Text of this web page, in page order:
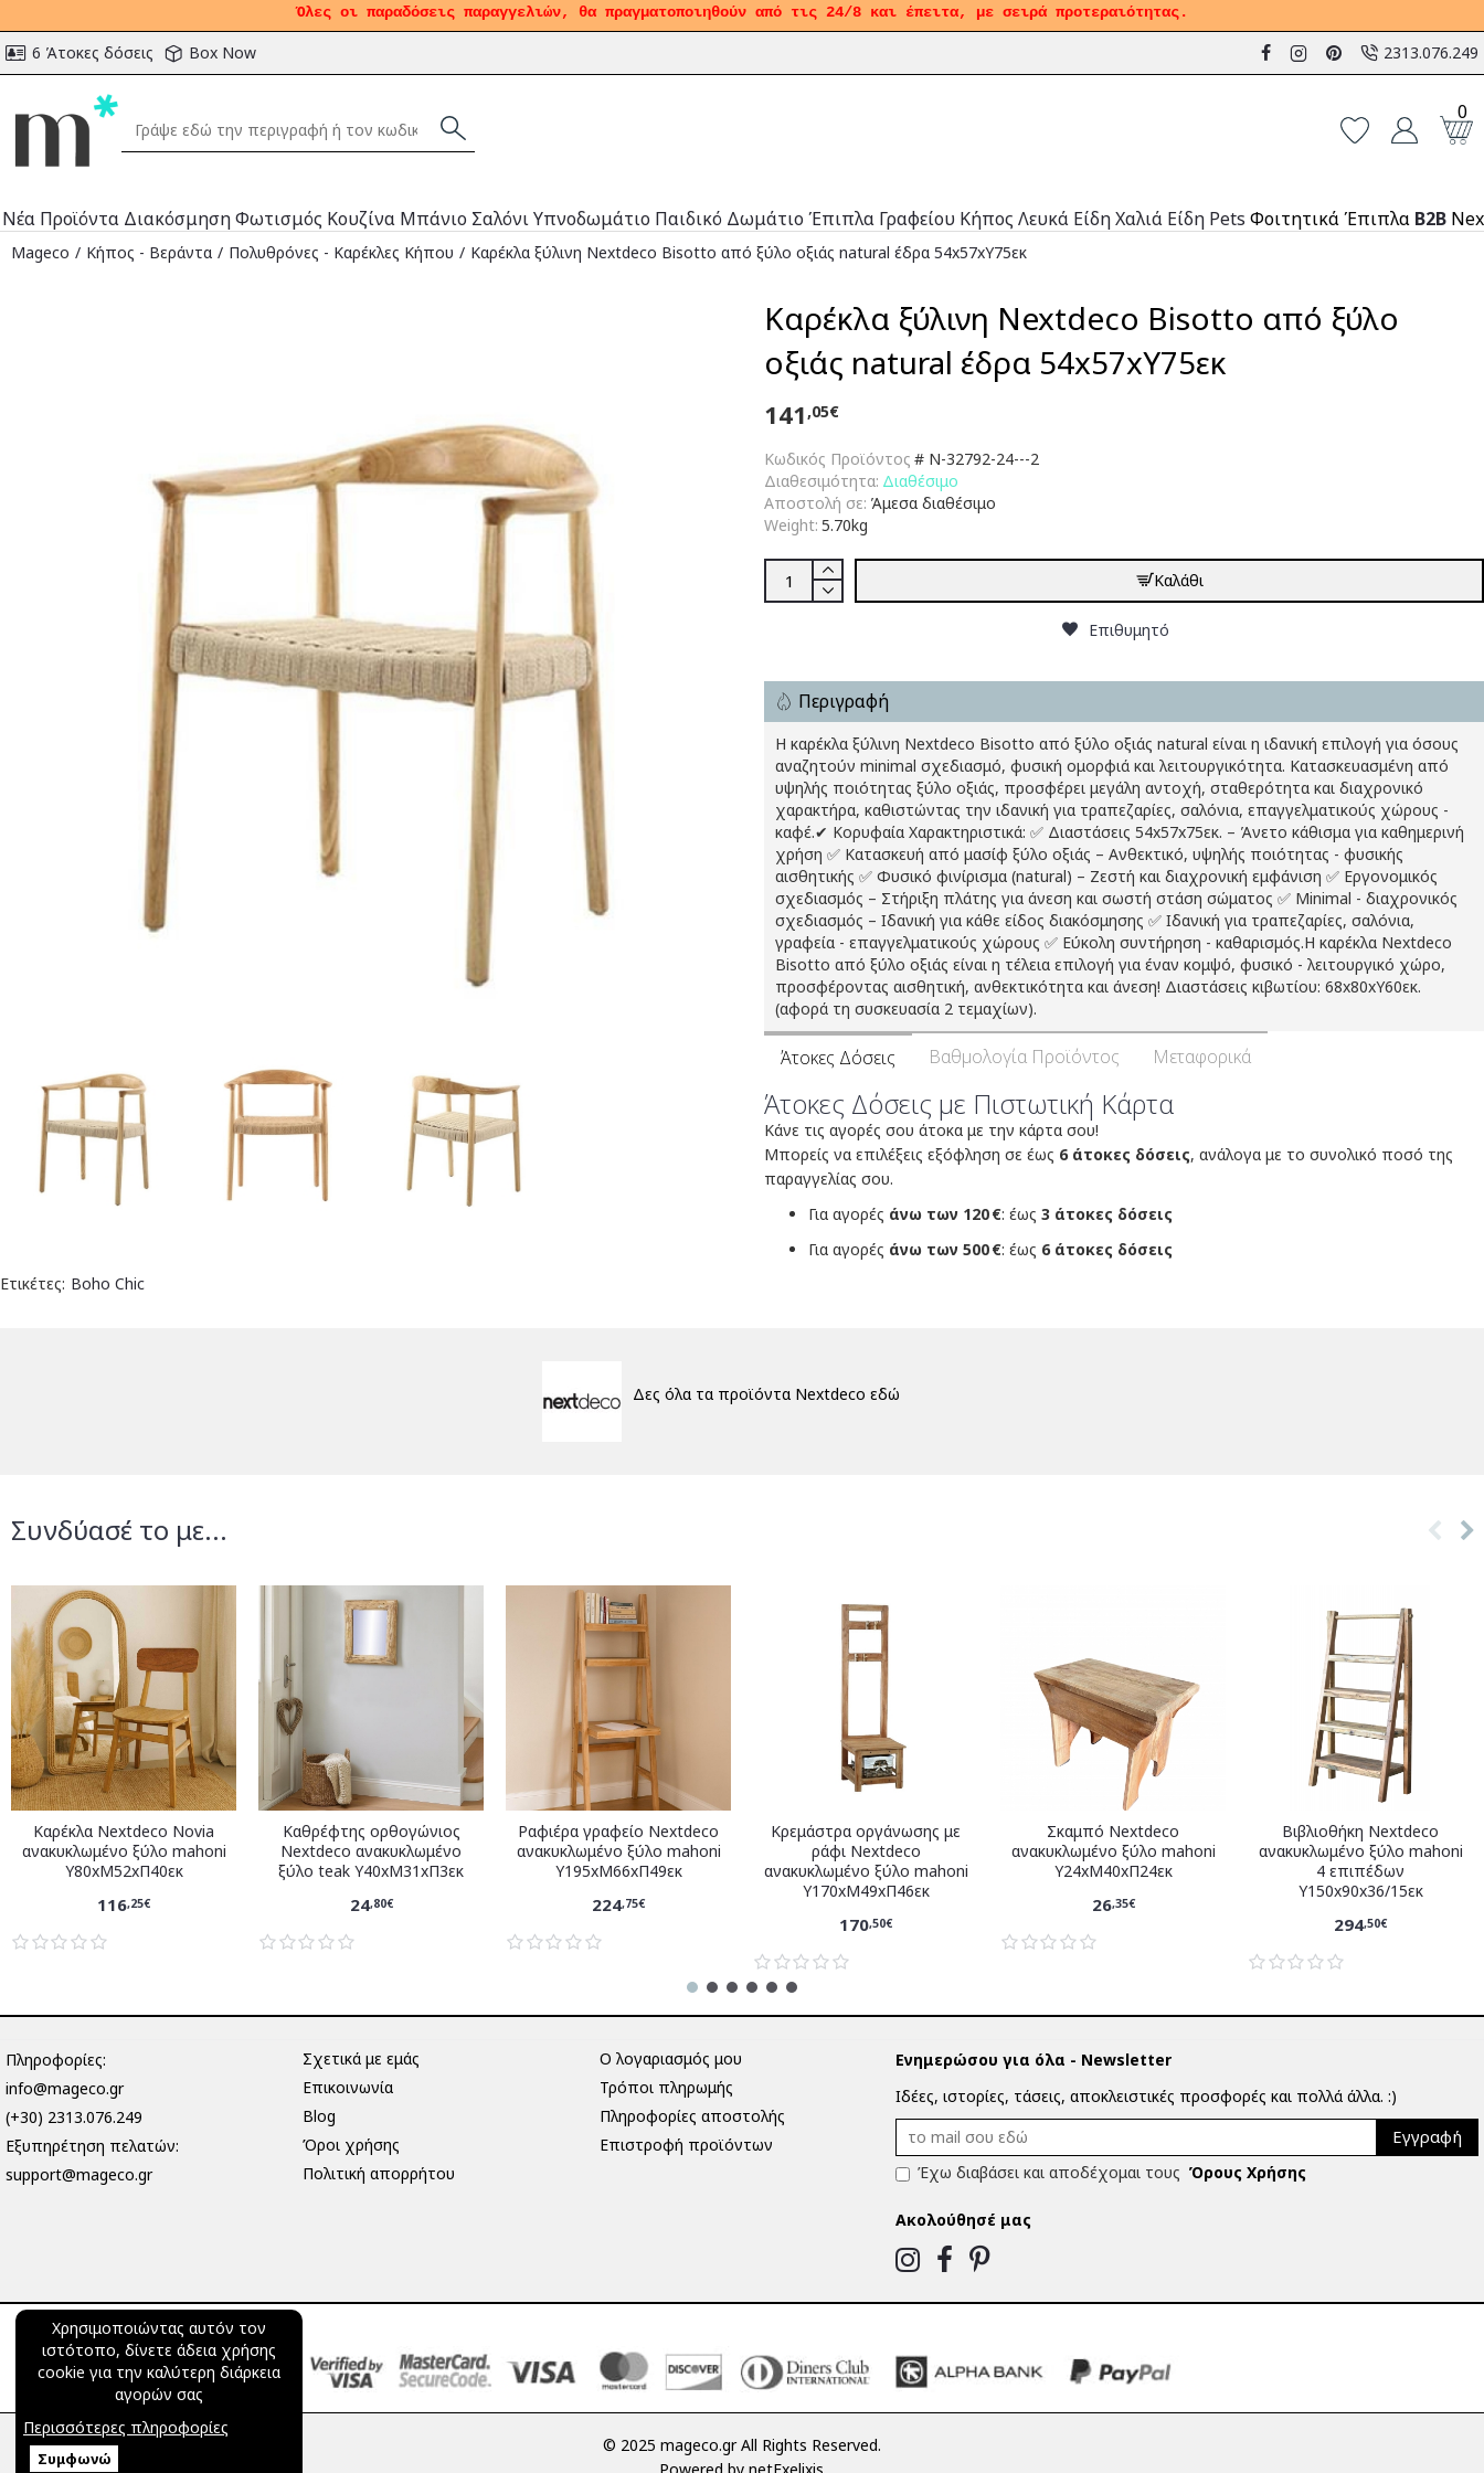
Όλες οι παραδόσεις παραγγελιών, θα πραγματοποιηθούν από τις 24/8 και έπειτα, με σειρά προτεραιότητας.
6 Άτοκες δόσεις Box Now 2313.076.249
0
Νέα Προϊόντα ΔιακόσμησηΦωτισμός Κουζίνα Μπάνιο ΣαλόνιΥπνοδωμάτιο Παιδικό Δωμάτιο Έπιπλα Γραφείου Κήπος Λευκά ΕίδηΧαλιά Είδη Pets Φοιτητικά Έπιπλα B2B
Mageco Κήπος - Βεράντα Πολυθρόνες - Καρέκλες Κήπου Καρέκλα ξύλινη Nextdeco Bisotto από ξύλο οξιάς natural έδρα 54x57xΥ75εκ
Καρέκλα ξύλινη Nextdeco Bisotto από ξύλο
οξιάς natural έδρα 54x57xΥ75εκ
Κωδικός Προϊόντος # N-32792-24---2
Διαθεσιμότητα: Διαθέσιμο
Αποστολή σε: Άμεσα διαθέσιμο
Weight: 5.70kg
141 ,05€
Καλάθι
Επιθυμητό
Περιγραφή
Η καρέκλα ξύλινη Nextdeco Bisotto από ξύλο οξιάς natural είναι η ιδανική επιλογή για όσους
αναζητούν minimal σχεδιασμό, φυσική ομορφιά και λειτουργικότητα. Κατασκευασμένη από
υψηλής ποιότητας ξύλο οξιάς, προσφέρει μεγάλη αντοχή, σταθερότητα και διαχρονικό
χαρακτήρα, καθιστώντας την ιδανική για τραπεζαρίες, σαλόνια, επαγγελματικούς χώρους -
καφέ.✔ Κορυφαία Χαρακτηριστικά: ✅ Διαστάσεις 54x57x75εκ. – Άνετο κάθισμα για καθημερινή
χρήση ✅ Κατασκευή από μασίφ ξύλο οξιάς – Ανθεκτικό, υψηλής ποιότητας - φυσικής
αισθητικής ✅ Φυσικό φινίρισμα (natural) – Ζεστή και διαχρονική εμφάνιση ✅ Εργονομικός
σχεδιασμός – Στήριξη πλάτης για άνεση και σωστή στάση σώματος ✅ Minimal - διαχρονικός
σχεδιασμός – Ιδανική για κάθε είδος διακόσμησης ✅ Ιδανική για τραπεζαρίες, σαλόνια,
γραφεία - επαγγελματικούς χώρους ✅ Εύκολη συντήρηση - καθαρισμός.Η καρέκλα Nextdeco
Bisotto από ξύλο οξιάς είναι η τέλεια επιλογή για έναν κομψό, φυσικό - λειτουργικό χώρο,
προσφέροντας αισθητική, ανθεκτικότητα και άνεση! Διαστάσεις κιβωτίου: 68x80xY60εκ.
(αφορά τη συσκευασία 2 τεμαχίων).
Άτοκες Δόσεις Βαθμολογία Προϊόντος Μεταφορικά
Άτοκες Δόσεις με Πιστωτική Κάρτα
Κάνε τις αγορές σου άτοκα με την κάρτα σου!
Μπορείς να επιλέξεις εξόφληση σε έως 6 άτοκες δόσεις, ανάλογα με το συνολικό ποσό της
παραγγελίας σου.
Για αγορές άνω των 120 €: έως 3 άτοκες δόσεις
Για αγορές άνω των 500 €: έως 6 άτοκες δόσεις
Ετικέτες: Boho Chic
Δες όλα τα προϊόντα Nextdeco εδώ
Συνδύασέ το με...
Καρέκλα Nextdeco Novia
ανακυκλωμένο ξύλο mahoni
Υ80xM52xΠ40εκ
116,25€
Καθρέφτης ορθογώνιος
Nextdeco ανακυκλωμένο
ξύλο teak Υ40xM31xΠ3εκ
24,80€
Ραφιέρα γραφείο Nextdeco
ανακυκλωμένο ξύλο mahoni
Υ195xM66xΠ49εκ
224,75€
Κρεμάστρα οργάνωσης με
ράφι Nextdeco
ανακυκλωμένο ξύλο mahoni
Υ170xM49xΠ46εκ
170,50€
Σκαμπό Nextdeco
ανακυκλωμένο ξύλο mahoni
Υ24xM40xΠ24εκ
26,35€
Βιβλιοθήκη Nextdeco
ανακυκλωμένο ξύλο mahoni
4 επιπέδων
Υ150x90x36/15εκ
294,50€
Χρησιμοποιώντας αυτόν τον
ιστότοπο, δίνετε άδεια χρήσης
cookie για την καλύτερη διάρκεια
αγορών σας
Περισσότερες πληροφορίες
Συμφωνώ
Πληροφορίες:
info@mageco.gr
(+30) 2313.076.249
Eξυπηρέτηση πελατών:
support@mageco.gr
Σχετικά με εμάς
Επικοινωνία
Blog
Όροι χρήσης
Πολιτική απορρήτου
Ο λογαριασμός μου
Τρόποι πληρωμής
Πληροφορίες αποστολής
Επιστροφή προϊόντων
Ενημερώσου για όλα - Newsletter
Ιδέες, ιστορίες, τάσεις, αποκλειστικές προσφορές και πολλά άλλα. :)
Εγγραφή
Έχω διαβάσει και αποδέχομαι τους Όρους Χρήσης
Ακολούθησέ μας
© 2025 mageco.gr All Rights Reserved.